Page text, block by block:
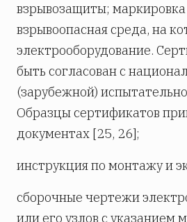
взрывозащиты;
взрывоопасная среда, на
электрооборудование.
быть согласован с
(зарубежной)
Образцы сертификатов
документах [25, 26];
инструкция по монтажу и
сборочные чертежи
или его узлов с указанием